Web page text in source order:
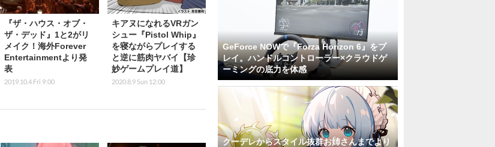
『ザ・ハウス・オブ・
ザ・デッド』1と2がリ
メイク！海外Forever
Entertainmentより発
表
2019.10.4 Fri 9:00
キアヌになれるVRガン
シュー『Pistol Whip』
を寝ながらプレイする
と逆に筋肉ヤバイ【珍
妙ゲームプレイ道】
2020.8.9 Sun 12:00
GeForce NOWで『Forza Horizon 6』をプ
レイ。ハンドルコントローラー×クラウドゲ
ーミングの底力を体感
クーデレからスタイル抜群お姉さんまでより